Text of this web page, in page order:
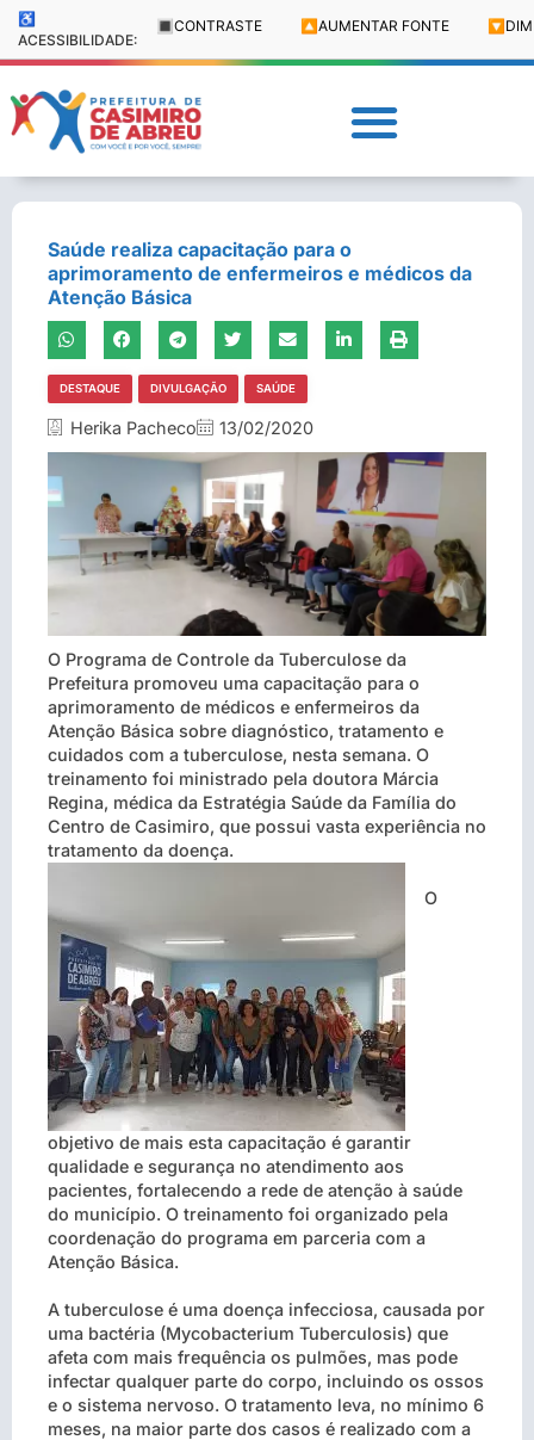
♿
ACESSIBILIDADE:
🔳 CONTRASTE 🔼 AUMENTAR FONTE 🔽
Saúde realiza capacitação para o
aprimoramento de enfermeiros e médicos da
Atenção Básica
DESTAQUE DIVULGAÇÃO SAÚDE
Herika Pacheco 13/02/2020
O Programa de Controle da Tuberculose da
Prefeitura promoveu uma capacitação para o
aprimoramento de médicos e enfermeiros da
Atenção Básica sobre diagnóstico, tratamento e
cuidados com a tuberculose, nesta semana. O
treinamento foi ministrado pela doutora Márcia
Regina, médica da Estratégia Saúde da Família do
Centro de Casimiro, que possui vasta experiência no
tratamento da doença.
O
objetivo de mais esta capacitação é garantir
qualidade e segurança no atendimento aos
pacientes, fortalecendo a rede de atenção à saúde
do município. O treinamento foi organizado pela
coordenação do programa em parceria com a
Atenção Básica.
A tuberculose é uma doença infecciosa, causada por
uma bactéria (Mycobacterium Tuberculosis) que
afeta com mais frequência os pulmões, mas pode
infectar qualquer parte do corpo, incluindo os ossos
e o sistema nervoso. O tratamento leva, no mínimo 6
meses, na maior parte dos casos é realizado com a